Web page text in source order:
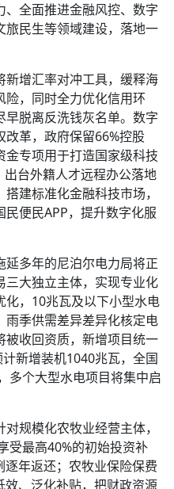
全面推进金融风控、数字
民生等领域建设，落地一
增汇率对冲工具，缓释海
险，同时全力优化信用环
脱离反洗钱灰名单。数字
革，政府保留66%控股
专项用于打造国家级科技
台外籍人才远程办公落地
建标准化金融科技市场，
便民APP，提升数字化服
延多年的尼泊尔电力局将正
大独立主体，实现专业化
，10兆瓦及以下小型水电
季供需差异差异化核定电
收回资质，新增项目统一
新增装机1040兆瓦，全国
多个大型水电项目将集中启
规模化农牧业经营主体，
受最高40%的初始投资补
年返还；农牧业保险保费
、泛化补贴，把财政资源